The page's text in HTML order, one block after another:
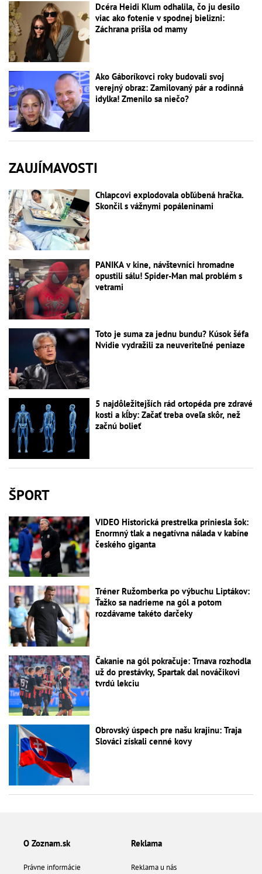
Dcéra Heidi Klum odhalila, čo ju desilo
viac ako fotenie v spodnej bielizni:
Záchrana prišla od mamy
Ako Gáboríkovci roky budovali svoj
verejný obraz: Zamilovaný pár a rodinná
idylka! Zmenilo sa niečo?
ZAUJÍMAVOSTI
Chlapcovi explodovala obľúbená hračka.
Skončil s vážnymi popáleninami
PANIKA v kine, návštevníci hromadne
opustili sálu! Spider-Man mal problém s
vetrami
Toto je suma za jednu bundu? Kúsok šéfa
Nvidie vydražili za neuveriteľné peniaze
5 najdôležitejších rád ortopéda pre zdravé
kosti a kĺby: Začať treba oveľa skôr, než
začnú bolieť
ŠPORT
VIDEO Historická prestrelka priniesla šok:
Enormný tlak a negatívna nálada v kabíne
českého giganta
Tréner Ružomberka po výbuchu Liptákov:
Ťažko sa nadrieme na gól a potom
rozdávame takéto darčeky
Čakanie na gól pokračuje: Trnava rozhodla
už do prestávky, Spartak dal nováčikovi
tvrdú lekciu
Obrovský úspech pre našu krajinu: Traja
Slováci získali cenné kovy
O Zoznam.sk
Právne informácie
Reklama
Reklama u nás